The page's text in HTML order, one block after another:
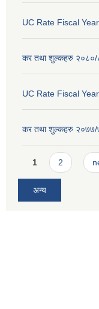
UC Rate Fiscal
कर तथा शुल्कहरु २०८०/
UC Rate Fiscal
कर तथा शुल्कहरु २०७७/
Pages
1 2
अन्य